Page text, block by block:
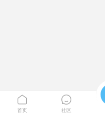

首页

社区